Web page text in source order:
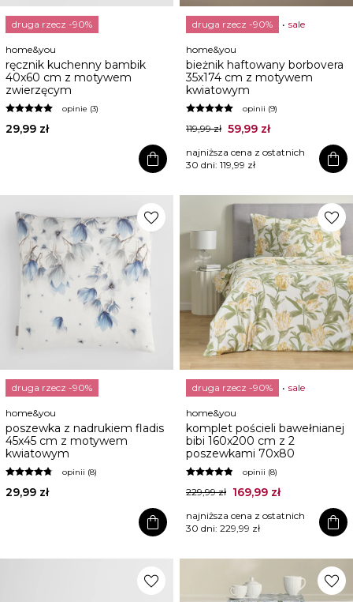
druga rzecz -90%
home&you
ręcznik kuchenny bambik
40x60 cm z motywem
zwierzęcym
opinie (3)
29,99 zł
shopping_bag
druga rzecz -90% sale
home&you
bieżnik haftowany borbovera
35x174 cm z motywem
kwiatowym
opinii (9)
119,99 zł 59,99 zł
najniższa cena z ostatnich
30 dni: 119,99 zł shopping_bag
favorite
druga rzecz -90%
home&you
poszewka z nadrukiem fladis
45x45 cm z motywem
kwiatowym
opinii (8)
29,99 zł
shopping_bag
favorite
druga rzecz -90% sale
home&you
komplet pościeli bawełnianej
bibi 160x200 cm z 2
poszewkami 70x80
opinii (8)
229,99 zł 169,99 zł
najniższa cena z ostatnich
30 dni: 229,99 zł shopping_bag
favorite favorite